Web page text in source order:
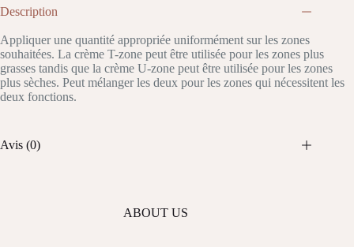
Description
Appliquer une quantité appropriée uniformément sur les zones
souhaitées. La crème T-zone peut être utilisée pour les zones plus
grasses tandis que la crème U-zone peut être utilisée pour les zones
plus sèches. Peut mélanger les deux pour les zones qui nécessitent les
deux fonctions.
Avis (0)
ABOUT US